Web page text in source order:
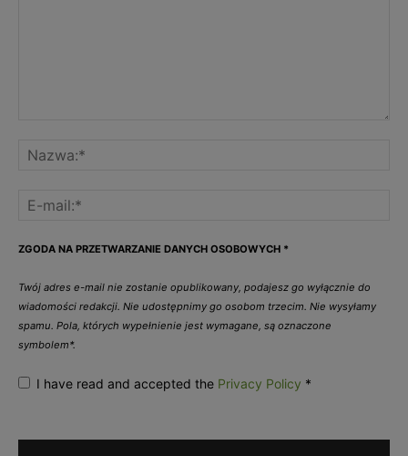
ZGODA NA PRZETWARZANIE DANYCH OSOBOWYCH *
Twój adres e-mail nie zostanie opublikowany, podajesz go wyłącznie do
wiadomości redakcji. Nie udostępnimy go osobom trzecim. Nie wysyłamy
spamu. Pola, których wypełnienie jest wymagane, są oznaczone
symbolem*.
I have read and accepted the Privacy Policy *